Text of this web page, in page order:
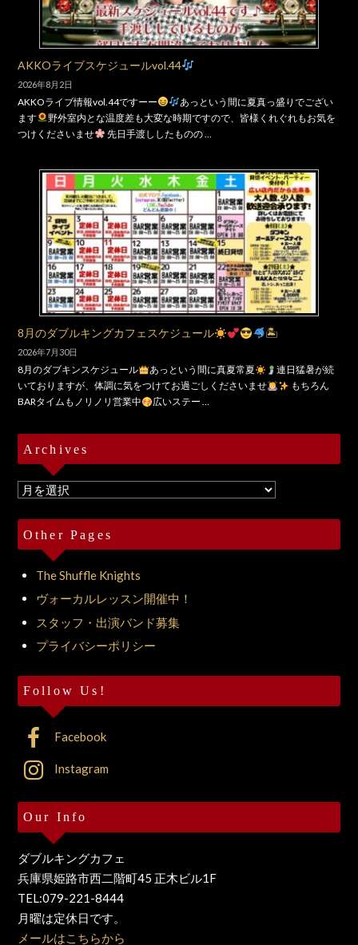
AKKOライブスケジュールvol.44
2026年8月2日
AKKOライブ情報vol.44ですーー
あっという間に夏真っ盛りでござい
ます
野外室内とな温度差も大変な時期ですので、皆様くれぐれもお気を
つけくださいませ
先日手渡ししたものの …
8月のダブルキングカフェスケジュール 🏝
2026年7月30日
8月のダブキンスケジュール あっという間に真夏常夏
連日猛暑が続
いておりますが、体調に気をつけてお過ごしくださいませ
もちろん
BARタイムもノリノリ営業中
広いステー …
Archives
Archives
Other Pages
The Shuffle Knights
ヴォーカルレッスン開催中！
スタッフ・出演バンド募集
プライバシーポリシー
Follow Us!
Facebook
Instagram
Our Info
ダブルキングカフェ
兵庫県姫路市西二階町45 正木ビル1F
TEL:079-221-8444
月曜は定休日です。
メールはこちらから